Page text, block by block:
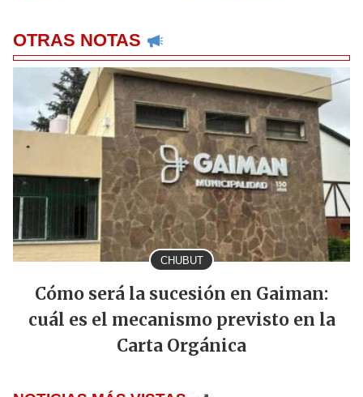
OTRAS NOTAS
CHUBUT
Cómo será la sucesión en Gaiman:
cuál es el mecanismo previsto en la
Carta Orgánica